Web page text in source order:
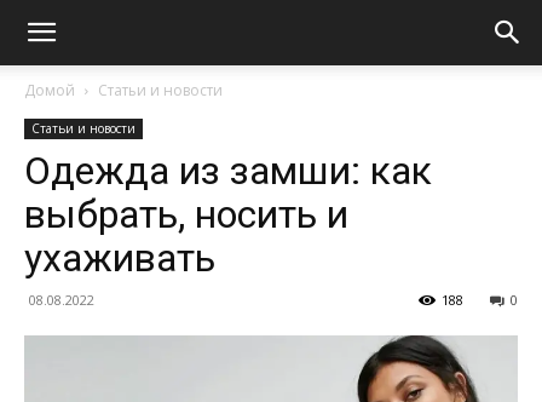
Домой Статьи и новости
Статьи и новости
Одежда из замши: как
выбрать, носить и
ухаживать
08.08.2022 0
188